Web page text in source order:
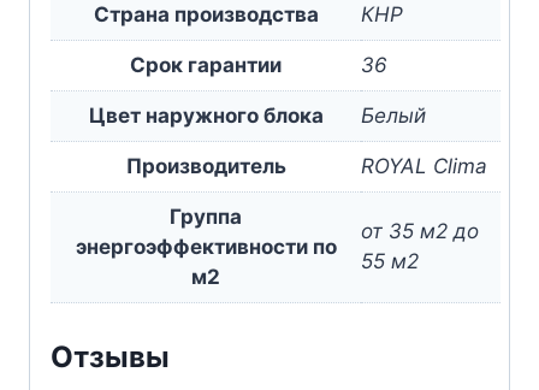
Страна производства КНР
Срок гарантии 36
Цвет наружного блока Белый
Производитель ROYAL Clima
Группа
энергоэффективности по
м2
от 35 м2 до
55 м2
Отзывы